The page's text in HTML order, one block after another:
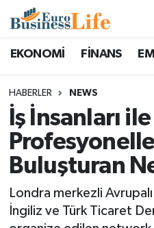
EKONOMİ FİNANS
HABERLER NEWS
İş İnsanları ile
Buluşturan
Londra merkezli
İngiliz ve Türk Ticaret
Nöbetçi Eczaneler
Hava Durumu
Namaz Vakitleri
Trafik Durumu
Süper Lig Puan